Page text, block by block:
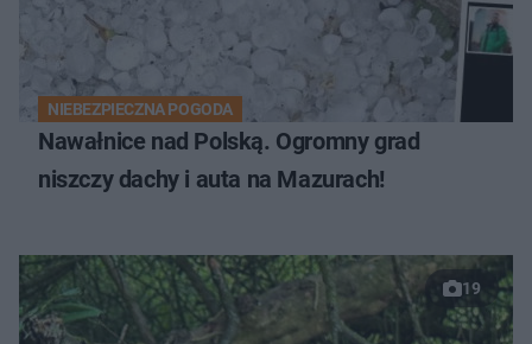
NIEBEZPIECZNA POGODA
Nawałnice nad Polską. Ogromny grad
niszczy dachy i auta na Mazurach!
19